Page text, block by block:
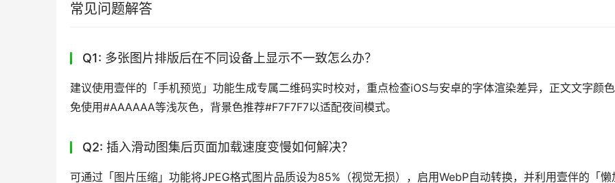
常见问题解答
Q1: 多张图片排版后在不同设备上显示不一致怎么办？
建议使用壹伴的「手机预览」功能生成专属二维码实时校对，重点检查iOS与安卓的字体渲染差异，正文文字颜
免使用#AAAAAA等浅灰色，背景色推荐#F7F7F7以适配夜间模式。
Q2: 插入滑动图集后页面加载速度变慢如何解决？
可通过「图片压缩」功能将JPEG格式图片品质设为85%（视觉无损），启用WebP自动转换，并利用壹伴的「懒